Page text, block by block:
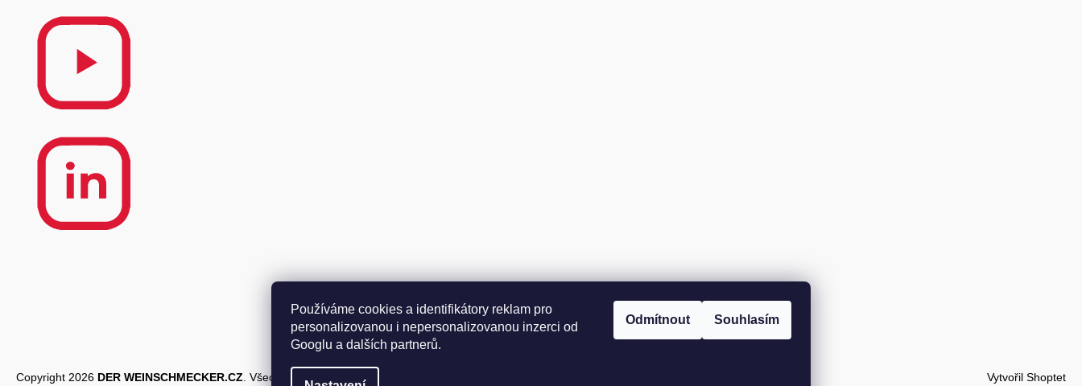
Používáme cookies a identifikátory reklam pro
personalizovanou i nepersonalizovanou inzerci od
Googlu a dalších partnerů.
Odmítnout Souhlasím
Vytvořil Shoptet
Copyright 2026 DER WEINSCHMECKER.CZ . Všechna práva vyhrazena.